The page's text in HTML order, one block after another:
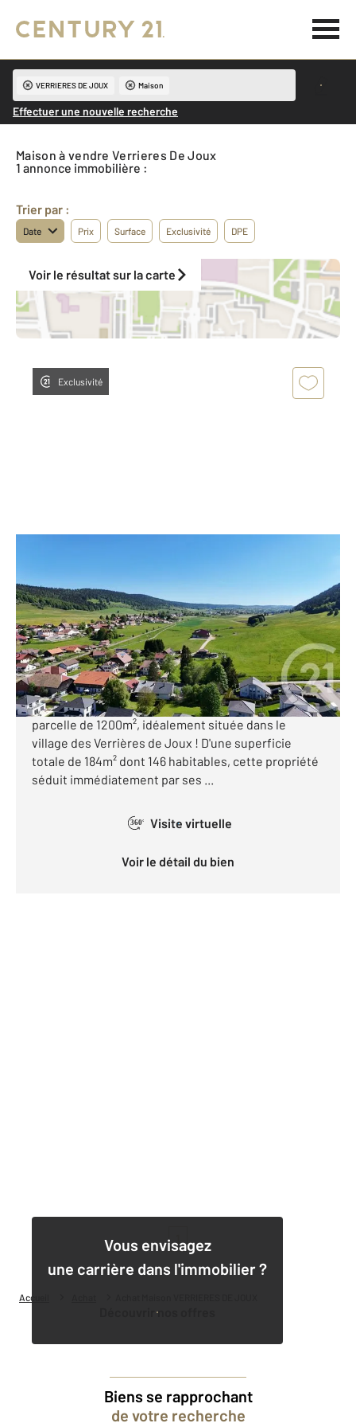
VERRIERES DE JOUX Maison
Effectuer une nouvelle recherche
Accueil
Maison à vendre Verrieres De Joux
1 annonce immobilière :
Trier par :
Date Prix Surface Exclusivité DPE
Voir le résultat sur la carte
Exclusivité
Ref : 27615
Maison à vendre
655 000 €
Découvrez en exclusivité cette magnifique maison
contemporaine de 2018, édifiée sur une grande
parcelle de 1200m², idéalement située dans le
village des Verrières de Joux ! D'une superficie
totale de 184m² dont 146 habitables, cette propriété
séduit immédiatement par ses ...
360° Visite virtuelle
Voir le détail du bien
Vous envisagez
une carrière dans l'immobilier ?
Découvrir nos offres
Biens se rapprochant
de votre recherche